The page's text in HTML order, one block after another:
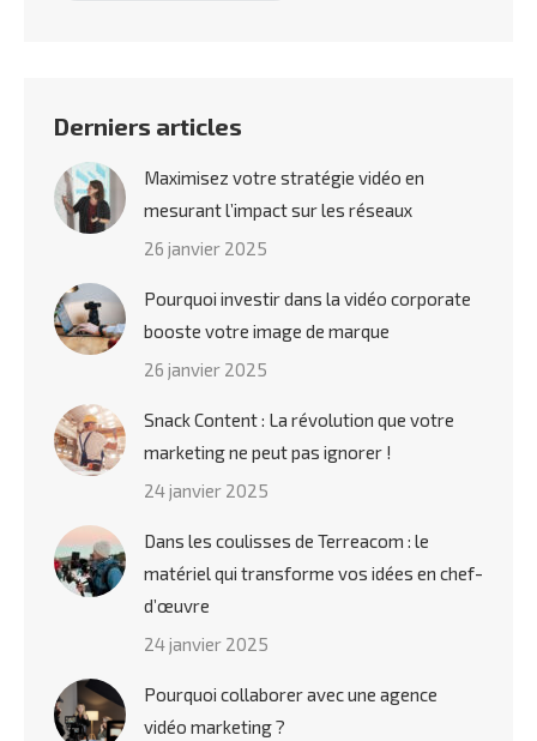
Derniers articles
Maximisez votre stratégie vidéo en
mesurant l’impact sur les réseaux
26 janvier 2025
Pourquoi investir dans la vidéo corporate
booste votre image de marque
26 janvier 2025
Snack Content : La révolution que votre
marketing ne peut pas ignorer !
24 janvier 2025
Dans les coulisses de Terreacom : le
matériel qui transforme vos idées en chef-
d’œuvre
24 janvier 2025
Pourquoi collaborer avec une agence
vidéo marketing ?